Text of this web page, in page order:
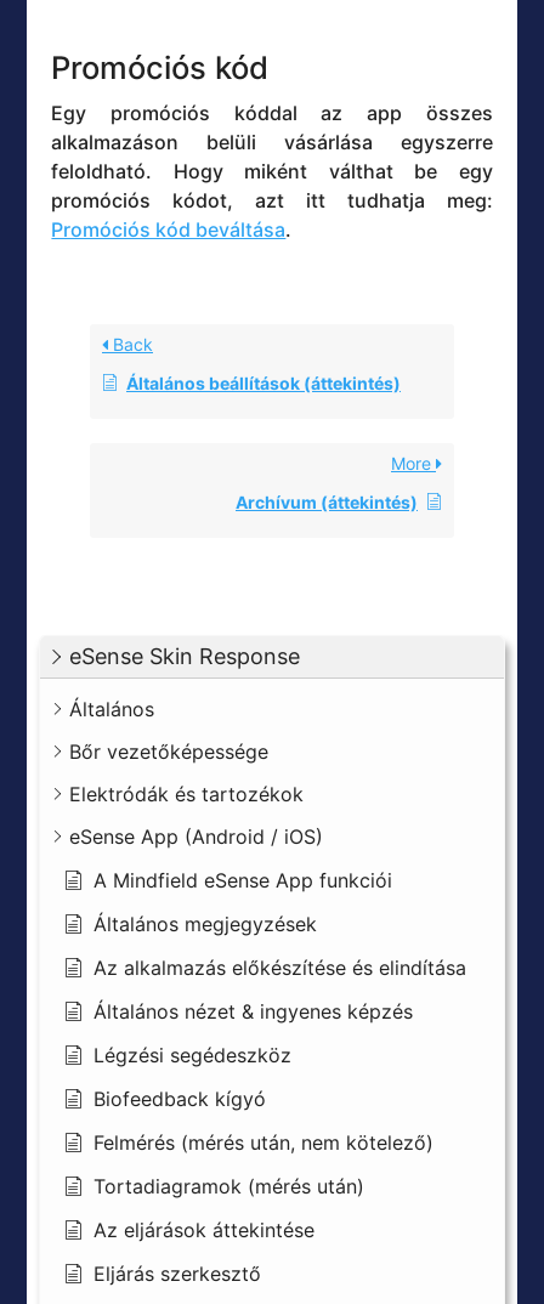
eSense Skin Response
Általános
Bőr vezetőképessége
Elektródák és tartozékok
eSense App (Android / iOS)
A Mindfield eSense App funkciói
Általános megjegyzések
Az alkalmazás előkészítése és elindítása
Általános nézet & ingyenes képzés
Légzési segédeszköz
Biofeedback kígyó
Felmérés (mérés után, nem kötelező)
Tortadiagramok (mérés után)
Az eljárások áttekintése
Eljárás szerkesztő
Promóciós kód
Egy promóciós kóddal az app összes
alkalmazáson belüli vásárlása egyszerre
feloldható. Hogy miként válthat be egy
promóciós kódot, azt itt tudhatja meg:
Promóciós kód beváltása.
Back
Általános beállítások (áttekintés)
More
Archívum (áttekintés)